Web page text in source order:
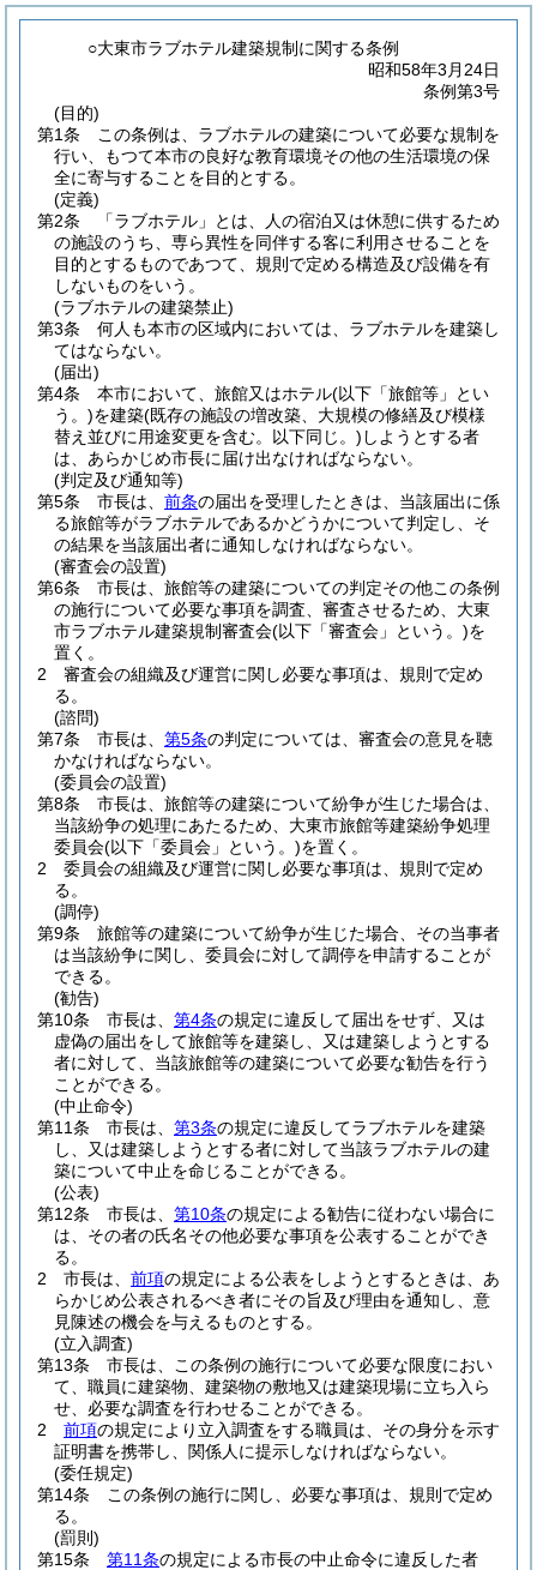
○大東市ラブホテル建築規制に関する条例
昭和58年3月24日
条例第3号
(目的)
第1条
この条例は、ラブホテルの建築について必要な規制を
行い、もつて本市の良好な教育環境その他の生活環境の保
全に寄与することを目的とする。
(定義)
第2条
「ラブホテル」とは、人の宿泊又は休憩に供するため
の施設のうち、専ら異性を同伴する客に利用させることを
目的とするものであつて、規則で定める構造及び設備を有
しないものをいう。
(ラブホテルの建築禁止)
第3条
何人も本市の区域内においては、ラブホテルを建築し
てはならない。
(届出)
第4条
本市において、旅館又はホテル(以下「旅館等」とい
う。)を建築(既存の施設の増改築、大規模の修繕及び模様
替え並びに用途変更を含む。以下同じ。) しようとする者
は、あらかじめ市長に届け出なければならない。
(判定及び通知等)
第5条
市長は、 前条の届出を受理したときは、当該届出に係
る旅館等がラブホテルであるかどうかについて判定し、そ
の結果を当該届出者に通知しなければならない。
(審査会の設置)
第6条
市長は、旅館等の建築についての判定その他この条例
の施行について必要な事項を調査、審査させるため、大東
市ラブホテル建築規制審査会(以下「審査会」という。)を
置く。
2
審査会の組織及び運営に関し必要な事項は、規則で定め
る。
(諮問)
第7条
市長は、 第5条の判定については、審査会の意見を聴
かなければならない。
(委員会の設置)
第8条
市長は、旅館等の建築について紛争が生じた場合は、
当該紛争の処理にあたるため、大東市旅館等建築紛争処理
委員会(以下「委員会」という。)を置く。
2
委員会の組織及び運営に関し必要な事項は、規則で定め
る。
(調停)
第9条
旅館等の建築について紛争が生じた場合、その当事者
は当該紛争に関し、委員会に対して調停を申請することが
できる。
(勧告)
第10条
市長は、 第4条の規定に違反して届出をせず、又は
虚偽の届出をして旅館等を建築し、又は建築しようとする
者に対して、当該旅館等の建築について必要な勧告を行う
ことができる。
(中止命令)
第11条
市長は、 第3条の規定に違反してラブホテルを建築
し、又は建築しようとする者に対して当該ラブホテルの建
築について中止を命じることができる。
(公表)
第12条
市長は、 第10条の規定による勧告に従わない場合に
は、その者の氏名その他必要な事項を公表することができ
る。
2
市長は、 前項の規定による公表をしようとするときは、あ
らかじめ公表されるべき者にその旨及び理由を通知し、意
見陳述の機会を与えるものとする。
(立入調査)
第13条
市長は、この条例の施行について必要な限度におい
て、職員に建築物、建築物の敷地又は建築現場に立ち入ら
せ、必要な調査を行わせることができる。
2
前項の規定により立入調査をする職員は、その身分を示す
証明書を携帯し、関係人に提示しなければならない。
(委任規定)
第14条
この条例の施行に関し、必要な事項は、規則で定め
る。
(罰則)
第15条
第11条の規定による市長の中止命令に違反した者